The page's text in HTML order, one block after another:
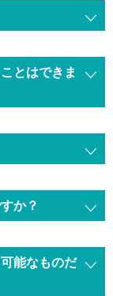
とはできま
か？
能なものだ